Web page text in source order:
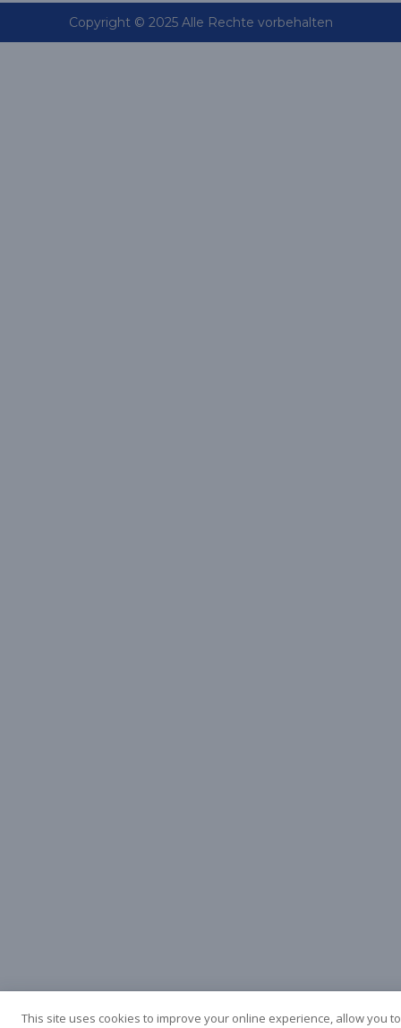
Copyright © 2025 Alle Rechte vorbehalten
Italian
Spanish
This site uses cookies to improve your online experience, allow you to